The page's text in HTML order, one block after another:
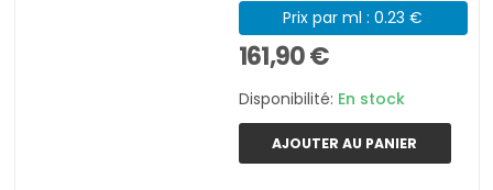
Prix par ml : 0.23 €
161,90 €
Disponibilité: En stock
AJOUTER AU PANIER